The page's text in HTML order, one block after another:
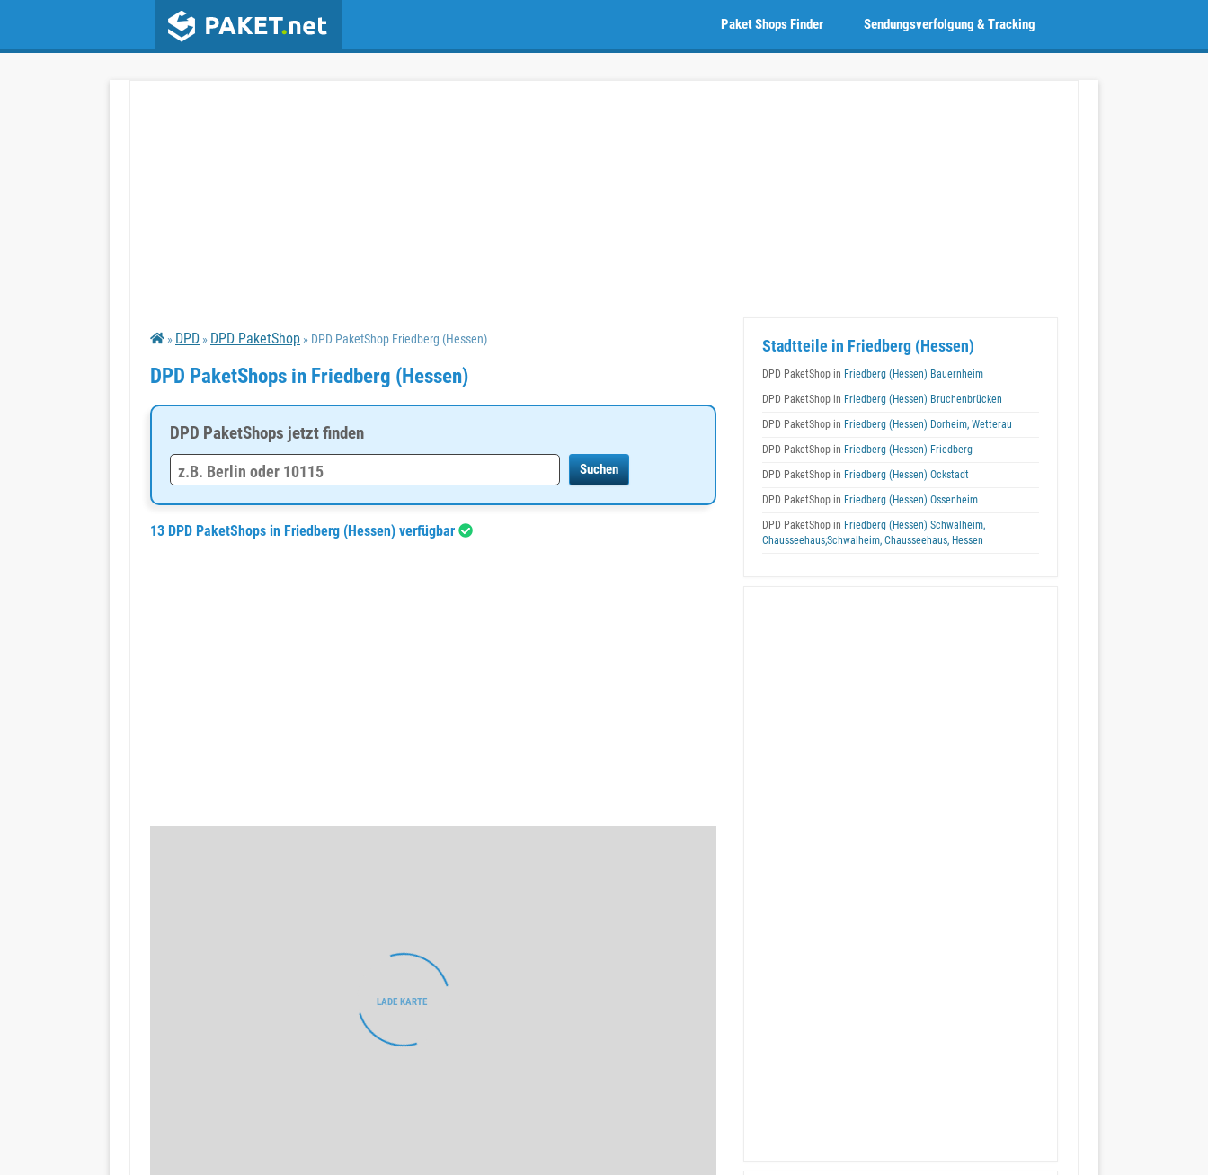
Sendungsverfolgung & Tracking
Paket Shops Finder
» DPD » DPD PaketShop » DPD PaketShop Friedberg (Hessen)
DPD PaketShops in Friedberg (Hessen)
DPD PaketShops jetzt finden
13 DPD PaketShops in Friedberg (Hessen) verfügbar
Stadtteile in Friedberg (Hessen)
DPD PaketShop in Friedberg (Hessen) Bauernheim
DPD PaketShop in Friedberg (Hessen) Bruchenbrücken
DPD PaketShop in Friedberg (Hessen) Dorheim, Wetterau
DPD PaketShop in Friedberg (Hessen) Friedberg
DPD PaketShop in Friedberg (Hessen) Ockstadt
DPD PaketShop in Friedberg (Hessen) Ossenheim
DPD PaketShop in Friedberg (Hessen) Schwalheim,
Chausseehaus;Schwalheim, Chausseehaus, Hessen